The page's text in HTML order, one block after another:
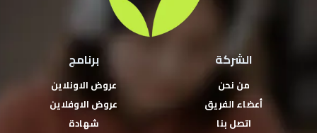
الشركة
من نحن
أعضاء الفريق
اتصل بنا
برنامج
عروض الاونلاين
عروض الاوفلاين
شهادة